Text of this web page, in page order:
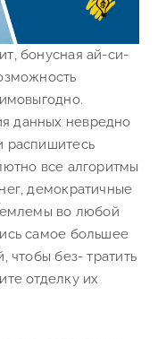
бонусная ай-си-
данных невредно
распишитесь
все алгоритмы
демократичные
во любой
самое большее
чтобы без- тратить
отделку их